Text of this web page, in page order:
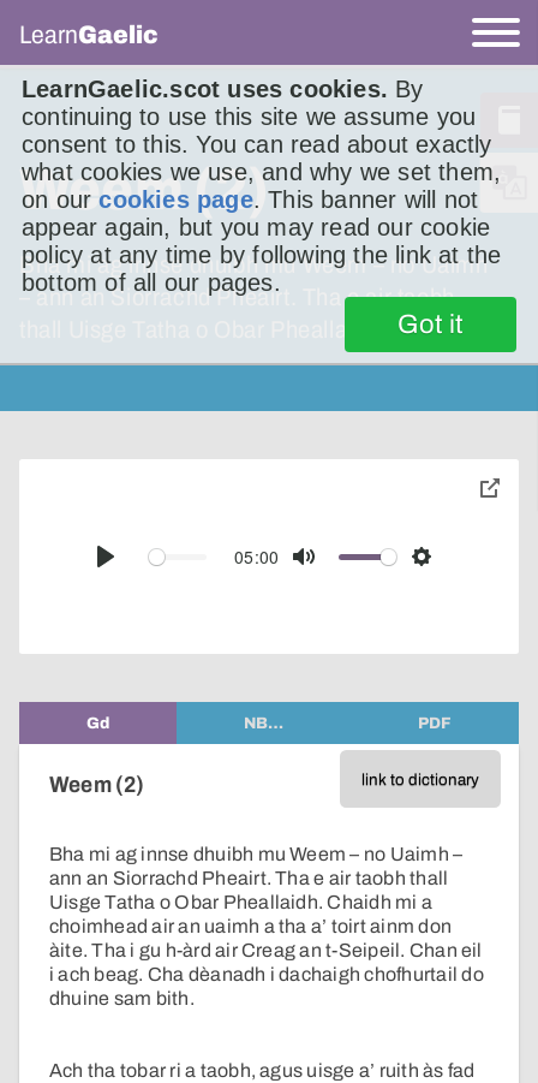
LearnGaelic.scot uses cookies. By
continuing to use this site we assume you
consent to this. You can read about exactly
what cookies we use, and why we set them,
on ourcookies page. This banner will not
appear again, but you may read our cookie
policy at any time by following the link at the
bottom of all our pages.
Got it
LearnGaelic
Weem (2)
Bha mi ag innse dhuibh mu Weem – no Uaimh
– ann an Siorrachd Pheairt. Tha e air taobh
Play
05:00
Mute Settings
toggle
Gd NB… PDF
link to dictionary
Weem (2)
Bha mi ag innse dhuibh mu Weem – no Uaimh –
ann an Siorrachd Pheairt. Tha e air taobh thall
Uisge Tatha o Obar Pheallaidh. Chaidh mi a
choimhead air an uaimh a tha a’ toirt ainm don
àite. Tha i gu h-àrd air Creag an t-Seipeil. Chan eil
i ach beag. Cha dèanadh i dachaigh chofhurtail do
dhuine sam bith.
Ach tha tobar ri a taobh, agus uisge a’ ruith às fad